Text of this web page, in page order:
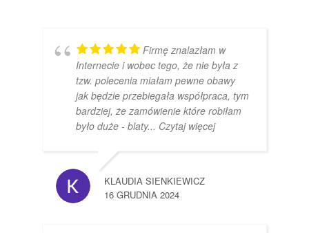
Firmę znalazłam w
Internecie i wobec tego, że nie była z
tzw. polecenia miałam pewne obawy
jak będzie przebiegała współpraca, tym
bardziej, że zamówienie które robiłam
było duże - blaty... Czytaj więcej
KLAUDIA SIENKIEWICZ
16 GRUDNIA 2024